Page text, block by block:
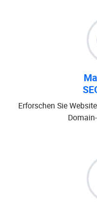
Erforschen Sie